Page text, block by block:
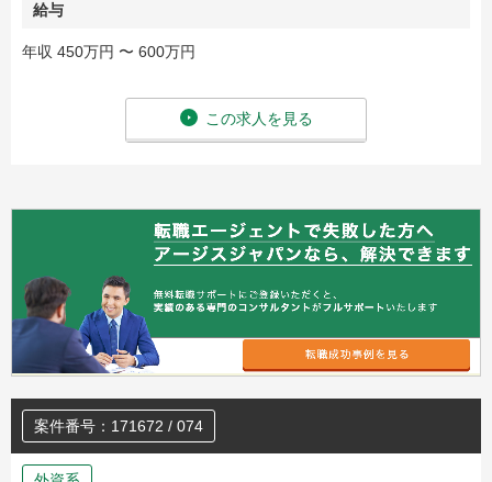
給与
年収 450万円 〜 600万円
この求人を見る
案件番号：171672 / 074